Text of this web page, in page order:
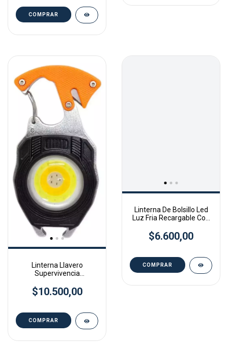
Linterna Llavero
Supervivencia
Pesca
$10.500,00
Linterna De Bolsillo Led
Luz Fria Recargable Con
$6.600,00